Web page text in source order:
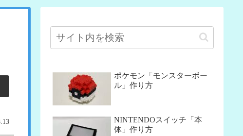
ポケモン「モンスターボー
ル」作り方
NINTENDOスイッチ「本
体」作り方